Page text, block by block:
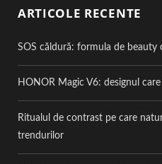
ARTICOLE RECENTE
SOS căldură: formula de
HONOR Magic V6: designul
Ritualul de contrast pe care
trendurilor